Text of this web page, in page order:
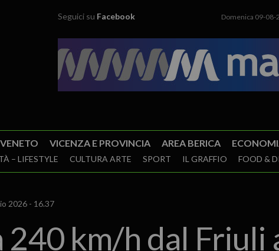
Seguici su Facebook Domenica 09-08-
VENETO VICENZA E PROVINCIA AREA BERICA
– LIFESTYLE CULTURA ARTE SPORT IL GRAFFIO FOOD &
2026 - 16.37
240 km/h dal Friuli